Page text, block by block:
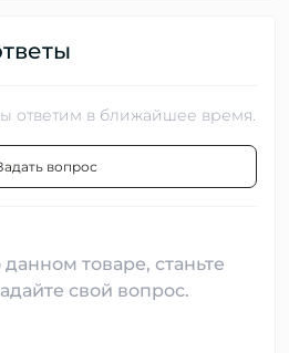
ответим в ближайшее время.
вопрос
товаре, станьте
свой вопрос.